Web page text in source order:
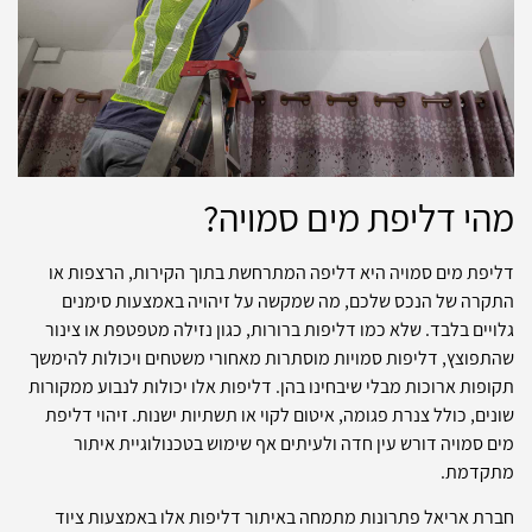
מהי דליפת מים סמויה?
דליפת מים סמויה היא דליפה המתרחשת בתוך הקירות, הרצפות או
התקרה של הנכס שלכם, מה שמקשה על זיהויה באמצעות סימנים
גלויים בלבד. שלא כמו דליפות ברורות, כגון נזילה מטפטפת או צינור
שהתפוצץ, דליפות סמויות מוסתרות מאחורי משטחים ויכולות להימשך
תקופות ארוכות מבלי שיבחינו בהן. דליפות אלו יכולות לנבוע ממקורות
שונים, כולל צנרת פגומה, איטום לקוי או תשתיות ישנות. זיהוי דליפת
מים סמויה דורש עין חדה ולעיתים אף שימוש בטכנולוגיית איתור
מתקדמת.
חברת אריאל פתרונות מתמחה באיתור דליפות אלו באמצעות ציוד